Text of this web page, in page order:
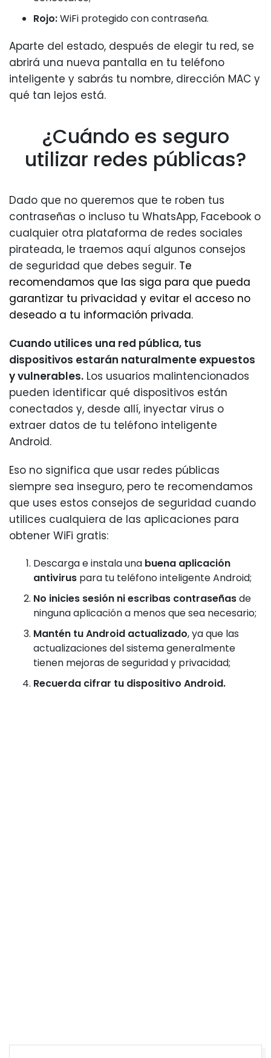
Rojo:WiFi protegido con contraseña.
Aparte del estado, después de elegir tu red, se
abrirá una nueva pantalla en tu teléfono
inteligente y sabrás tu nombre, dirección MAC y
qué tan lejos está.
¿Cuándo es seguro
utilizar redes públicas?
Dado que no queremos que te roben tus
contraseñas o incluso tu WhatsApp, Facebook o
cualquier otra plataforma de redes sociales
pirateada, le traemos aquí algunos consejos
de seguridad que debes seguir. Te
recomendamos que las siga para que pueda
garantizar tu privacidad y evitar el acceso no
deseado a tu información privada.
Cuando utilices una red pública, tus
dispositivos estarán naturalmente expuestos
y vulnerables. Los usuarios malintencionados
pueden identificar qué dispositivos están
conectados y, desde allí, inyectar virus o
extraer datos de tu teléfono inteligente
Android.
Eso no significa que usar redes públicas
siempre sea inseguro, pero te recomendamos
que uses estos consejos de seguridad cuando
utilices cualquiera de las aplicaciones para
obtener WiFi gratis:
Descarga e instala una buena aplicación
antivirus para tu teléfono inteligente Android;
No inicies sesión ni escribas contraseñasde
ninguna aplicación a menos que sea necesario;
Mantén tu Android actualizado, ya que las
actualizaciones del sistema generalmente
tienen mejoras de seguridad y privacidad;
Recuerda cifrar tu dispositivo Android.